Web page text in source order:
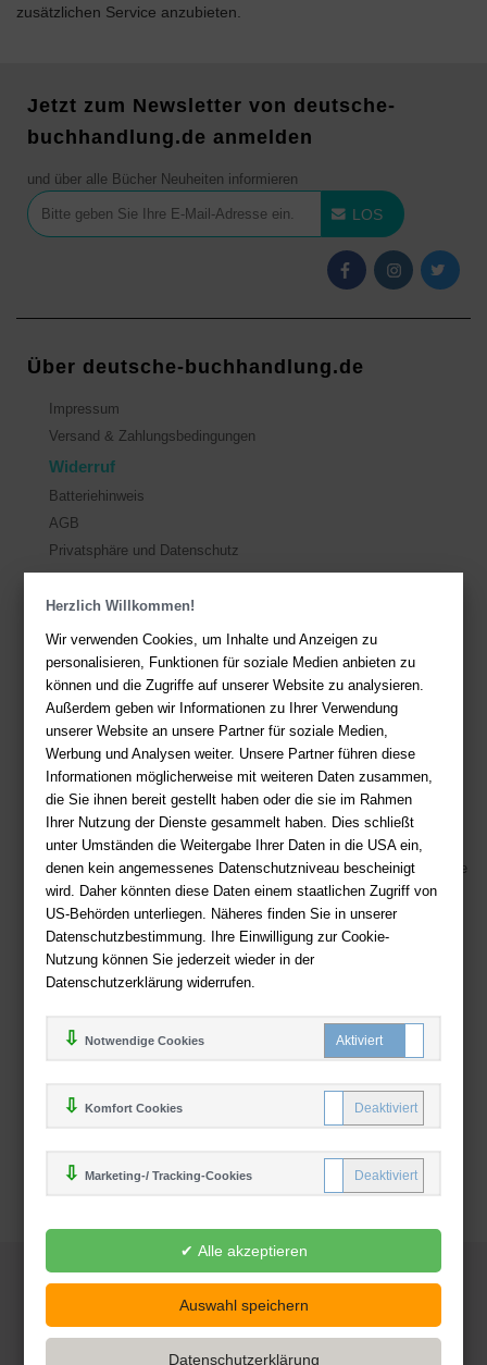
Herzlich Willkommen!
Wir verwenden Cookies, um Inhalte und Anzeigen zu
personalisieren, Funktionen für soziale Medien anbieten zu
können und die Zugriffe auf unserer Website zu analysieren.
Außerdem geben wir Informationen zu Ihrer Verwendung
unserer Website an unsere Partner für soziale Medien,
Werbung und Analysen weiter. Unsere Partner führen diese
Informationen möglicherweise mit weiteren Daten zusammen,
die Sie ihnen bereit gestellt haben oder die sie im Rahmen
Ihrer Nutzung der Dienste gesammelt haben. Dies schließt
unter Umständen die Weitergabe Ihrer Daten in die USA ein,
denen kein angemessenes Datenschutzniveau bescheinigt
wird. Daher könnten diese Daten einem staatlichen Zugriff von
US-Behörden unterliegen. Näheres finden Sie in unserer
Datenschutzbestimmung. Ihre Einwilligung zur Cookie-
Nutzung können Sie jederzeit wieder in der
Datenschutzerklärung widerrufen.
Notwendige Cookies
Komfort Cookies
Marketing-/ Tracking-Cookies
zusätzlichen Service anzubieten.
Jetzt zum Newsletter von deutsche-
buchhandlung.de anmelden
und über alle Bücher Neuheiten informieren
LOS
Über deutsche-buchhandlung.de
Impressum
Versand & Zahlungsbedingungen
Widerruf
Batteriehinweis
AGB
Privatsphäre und Datenschutz
Kontakt
Hier finden Sie Antworten auf häufig gestellte
Fragen.
Fragen per E-Mail:service@deutsche-buchhandlung.de
Telefon: +49 (0)511 - 982 684 41
Ihre Vorteile bei uns
Kostenloser Versand ab 36,- EUR Bestellwert
Sicherer Online Shop und Zahlung mit SSL-Verschlüsselung
Viele Zahlungsmethoden wie PayPal, Amazon Payment, Vorkasse
Zahlweisen
Deutsche-Buchhandlung.de
www.deutsche-buchhandlung.de ist ein Angebot der
Handelsgesellschaft mbH
Powered by Inooga